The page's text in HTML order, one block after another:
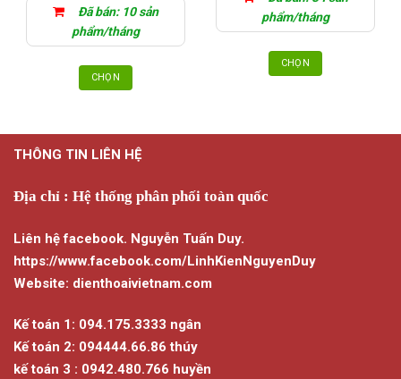
trang
sản
phẩm
sản
Đã bán: 10 sản
phẩm/tháng
CHỌN
này
có
biến
Các
chọn
có
được
chọn
trên
phẩm/tháng
CHỌN
chọn
THÔNG TIN LIÊN HỆ
Địa chỉ : Hệ thống phân phối toàn quốc
Liên hệ facebook. Nguyễn Tuấn Duy.
https://www.facebook.com/LinhKienNguyenDuy
Website: dienthoaivietnam.com
Kế toán 1: 094.175.3333 ngân
Kế toán 2: 094444.66.86 thúy
kế toán 3 : 0942.480.766 huyền